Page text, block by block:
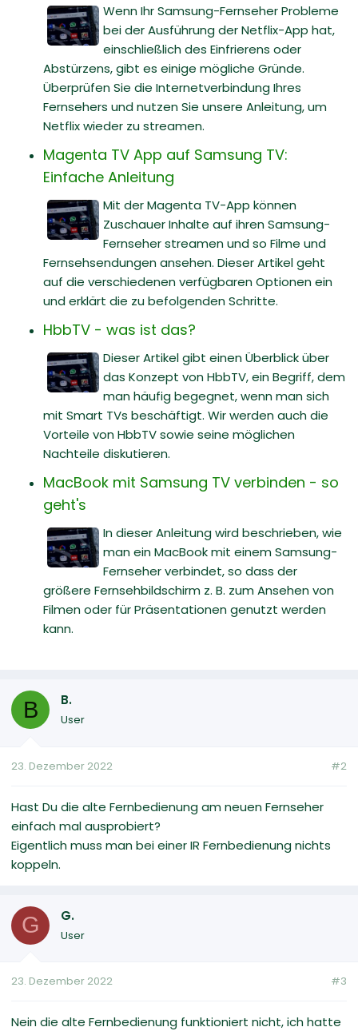
Wenn Ihr Samsung-Fernseher Probleme
bei der Ausführung der Netflix-App hat,
einschließlich des Einfrierens oder
Abstürzens, gibt es einige mögliche Gründe.
Überprüfen Sie die Internetverbindung Ihres
Fernsehers und nutzen Sie unsere Anleitung, um
Netflix wieder zu streamen.
Magenta TV App auf Samsung TV:
Einfache Anleitung
Mit der Magenta TV-App können
Zuschauer Inhalte auf ihren Samsung-
Fernseher streamen und so Filme und
Fernsehsendungen ansehen. Dieser Artikel geht
auf die verschiedenen verfügbaren Optionen ein
und erklärt die zu befolgenden Schritte.
HbbTV - was ist das?
Dieser Artikel gibt einen Überblick über
das Konzept von HbbTV, ein Begriff, dem
man häufig begegnet, wenn man sich
mit Smart TVs beschäftigt. Wir werden auch die
Vorteile von HbbTV sowie seine möglichen
Nachteile diskutieren.
MacBook mit Samsung TV verbinden - so
geht's
In dieser Anleitung wird beschrieben, wie
man ein MacBook mit einem Samsung-
Fernseher verbindet, so dass der
größere Fernsehbildschirm z. B. zum Ansehen von
Filmen oder für Präsentationen genutzt werden
kann.
B B.
User
23. Dezember 2022 #2
Hast Du die alte Fernbedienung am neuen Fernseher
einfach mal ausprobiert?
Eigentlich muss man bei einer IR Fernbedienung nichts
koppeln.
G G.
User
23. Dezember 2022 #3
Nein die alte Fernbedienung funktioniert nicht, ich hatte